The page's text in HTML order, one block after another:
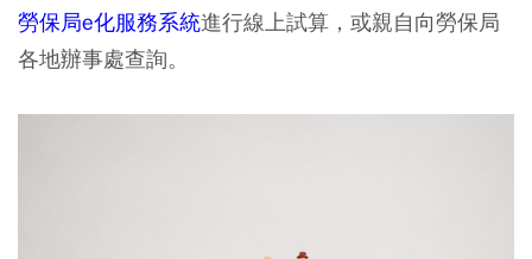
勞保局e化服務系統進行線上試算，或親自向勞保局
各地辦事處查詢。